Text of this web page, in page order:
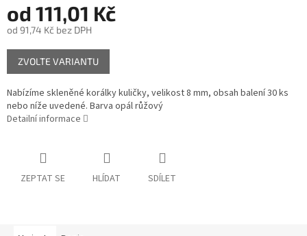
od 111,01 Kč
od 91,74 Kč bez DPH
Měrná
cena:
ZVOLTE VARIANTU
Nabízíme skleněné korálky kuličky, velikost 8 mm, obsah balení 30 ks
nebo níže uvedené. Barva opál růžový
Detailní informace
ZEPTAT SE HLÍDAT SDÍLET